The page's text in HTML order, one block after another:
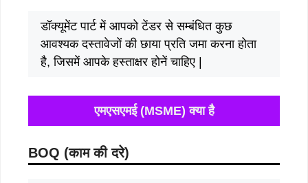
डॉक्यूमेंट पार्ट में आपको टेंडर से सम्बंधित कुछ
आवश्यक दस्तावेजों की छाया प्रति जमा करना होता
है, जिसमें आपके हस्ताक्षर होनें चाहिए |
एमएसएमई (MSME) क्या है
BOQ (काम की दरे)